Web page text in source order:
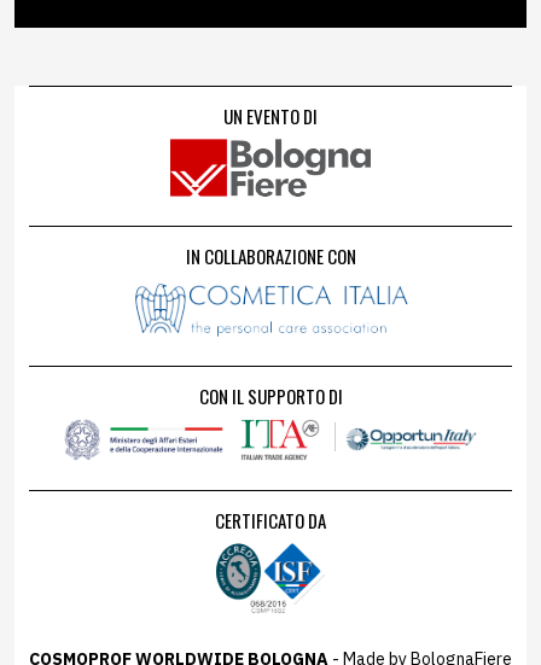
UN EVENTO DI
IN COLLABORAZIONE CON
CON IL SUPPORTO DI
CERTIFICATO DA
COSMOPROF WORLDWIDE BOLOGNA - Made by BolognaFiere